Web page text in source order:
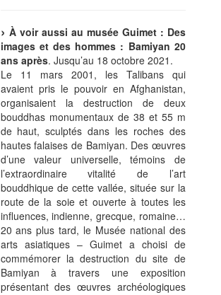
À voir aussi au musée Guimet : Des
images et des hommes : Bamiyan 20
ans après. Jusqu’au 18 octobre 2021.
Le 11 mars 2001, les Talibans qui
avaient pris le pouvoir en Afghanistan,
organisaient la destruction de deux
bouddhas monumentaux de 38 et 55 m
de haut, sculptés dans les roches des
hautes falaises de Bamiyan. Des œuvres
d’une valeur universelle, témoins de
l’extraordinaire vitalité de l’art
bouddhique de cette vallée, située sur la
route de la soie et ouverte à toutes les
inﬂuences, indienne, grecque, romaine…
20 ans plus tard, le Musée national des
arts asiatiques – Guimet a choisi de
commémorer la destruction du site de
Bamiyan à travers une exposition
présentant des œuvres archéologiques